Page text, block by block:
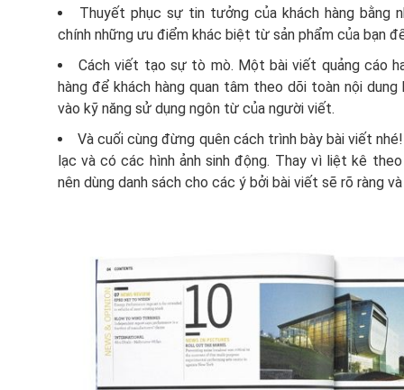
Thuyết phục sự tin tưởng của khách hàng bằng
chính những ưu điểm khác biệt từ sản phẩm của bạn
Cách viết tạo sự tò mò. Một bài viết quảng cáo
hàng để khách hàng quan tâm theo dõi toàn nội
vào kỹ năng sử dụng ngôn từ của người viết.
Và cuối cùng đừng quên cách trình bày bài viết
lạc và có các hình ảnh sinh động. Thay vì liệt kê
nên dùng danh sách cho các ý bởi bài viết sẽ rõ ràng